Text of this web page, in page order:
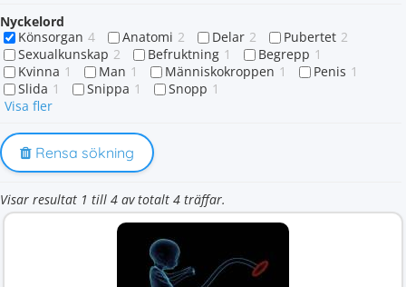
Nyckelord
Könsorgan 4 Anatomi 2 Delar 2 Pubertet 2
Sexualkunskap 2 Befruktning 1 Begrepp 1
Kvinna 1 Man 1 Människokroppen 1 Penis 1
Slida 1 Snippa 1 Snopp 1
Visa fler
Rensa sökning
Visar resultat 1 till 4 av totalt 4 träffar.